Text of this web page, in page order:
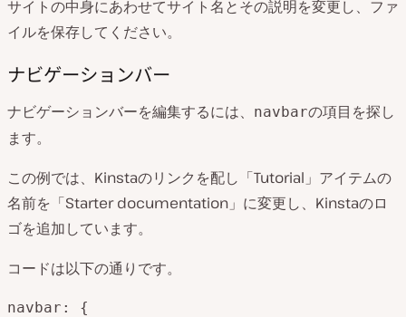
サイトの中身にあわせてサイト名とその説明を変更し、ファ
イルを保存してください。
ナビゲーションバー
ナビゲーションバーを編集するには、 navbarの項目を探し
ます。
この例では、Kinstaのリンクを配し「Tutorial」アイテムの
名前を「Starter documentation」に変更し、Kinstaのロ
ゴを追加しています。
コードは以下の通りです。
navbar: {